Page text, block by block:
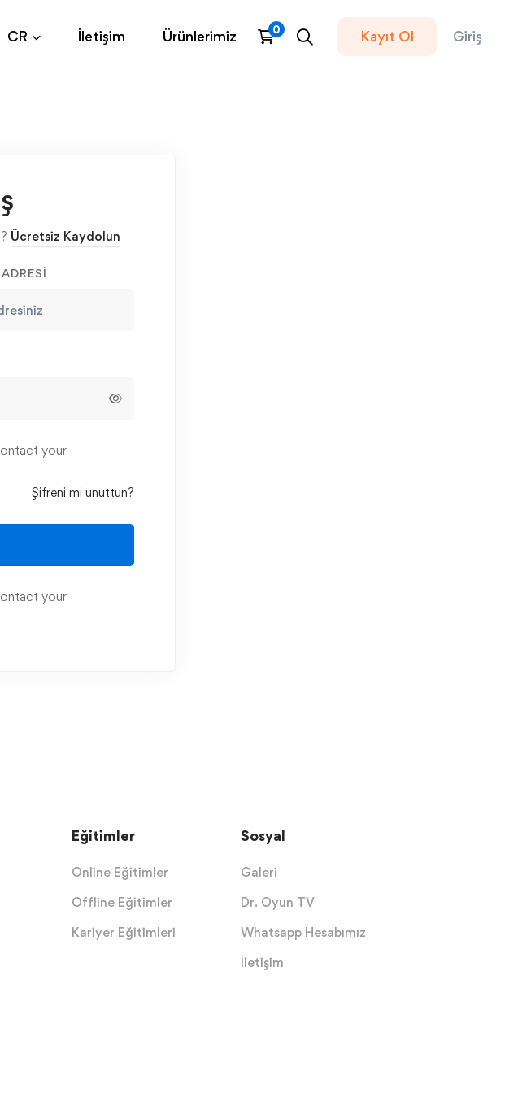
CR İletişim Ürünlerimiz Giriş
Kayıt Ol
Ücretsiz Kaydolun
your
Şifreni mi unuttun?
your
Eğitimler
Online Eğitimler
Offline Eğitimler
Kariyer Eğitimleri
Sosyal
Galeri
Dr. Oyun TV
Whatsapp Hesabımız
İletişim